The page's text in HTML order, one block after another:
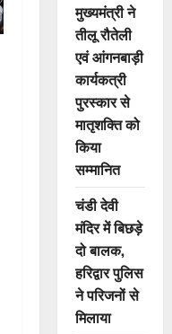
मुख्यमंत्री ने
तीलू रौतेली
एवं आंगनबाड़ी
कार्यकत्री
पुरस्कार से
मातृशक्ति को
किया
सम्मानित
चंडी देवी
मंदिर में बिछड़े
दो बालक,
हरिद्वार पुलिस
ने परिजनों से
मिलाया